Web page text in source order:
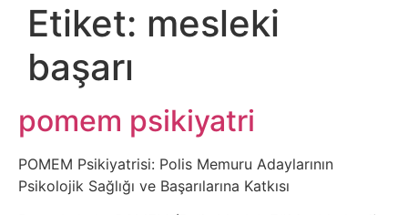
Bankacılık
İşlemleri
Belgesel
Bilgi
Bilgisayar
Etiket: mesleki
başarı
pomem psikiyatri
POMEM Psikiyatrisi: Polis Memuru Adaylarının
Psikolojik Sağlığı ve Başarılarına Katkısı